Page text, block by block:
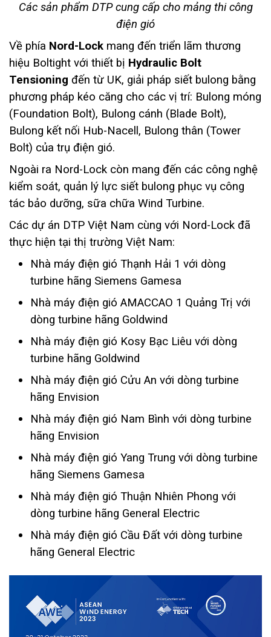
Các sản phẩm DTP cung cấp cho mảng thi công
điện gió
Về phía Nord-Lock mang đến triển lãm thương
hiệu Boltight với thiết bị Hydraulic Bolt
Tensioning đến từ UK, giải pháp siết bulong bằng
phương pháp kéo căng cho các vị trí: Bulong móng
(Foundation Bolt), Bulong cánh (Blade Bolt),
Bulong kết nối Hub-Nacell, Bulong thân (Tower
Bolt) của trụ điện gió.
Ngoài ra Nord-Lock còn mang đến các công nghệ
kiểm soát, quản lý lực siết bulong phục vụ công
tác bảo dưỡng, sữa chữa Wind Turbine.
Các dự án DTP Việt Nam cùng với Nord-Lock đã
thực hiện tại thị trường Việt Nam:
Nhà máy điện gió Thạnh Hải 1 với dòng
turbine hãng Siemens Gamesa
Nhà máy điện gió AMACCAO 1 Quảng Trị với
dòng turbine hãng Goldwind
Nhà máy điện gió Kosy Bạc Liêu với dòng
turbine hãng Goldwind
Nhà máy điện gió Cửu An với dòng turbine
hãng Envision
Nhà máy điện gió Nam Bình với dòng turbine
hãng Envision
Nhà máy điện gió Yang Trung với dòng turbine
hãng Siemens Gamesa
Nhà máy điện gió Thuận Nhiên Phong với
dòng turbine hãng General Electric
Nhà máy điện gió Cầu Đất với dòng turbine
hãng General Electric